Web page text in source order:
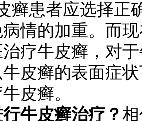
患者应选择正
情的加重。而
疗牛皮癣，对
皮癣的表面症
皮癣。
牛皮癣治疗？